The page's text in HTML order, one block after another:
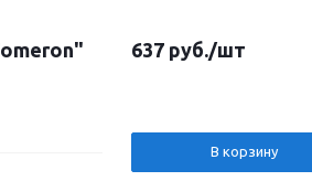
637 руб./шт
В корзину